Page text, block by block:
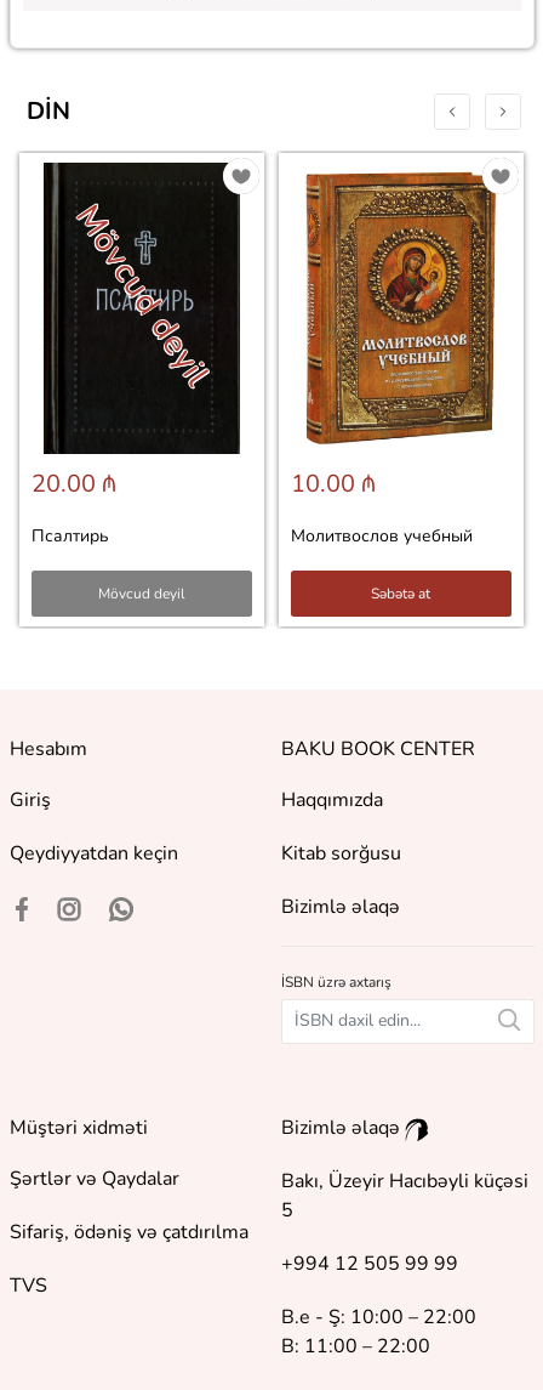
DIN
Mövcud deyil
20.00 ₼
Псалтирь
Mövcud deyil
10.00 ₼
Молитвослов учебный
Səbətə at
Hesabım
Giriş
Qeydiyyatdan keçin
BAKU BOOK CENTER
Haqqımızda
Kitab sorğusu
Bizimlə əlaqə
İSBN üzrə axtarış
Müştəri xidməti
Şərtlər və Qaydalar
Sifariş, ödəniş və çatdırılma
TVS
Bizimlə əlaqə
Bakı, Üzeyir Hacıbəyli küçəsi
5
+994 12 505 99 99
B.e - Ş: 10:00 – 22:00
B: 11:00 – 22:00